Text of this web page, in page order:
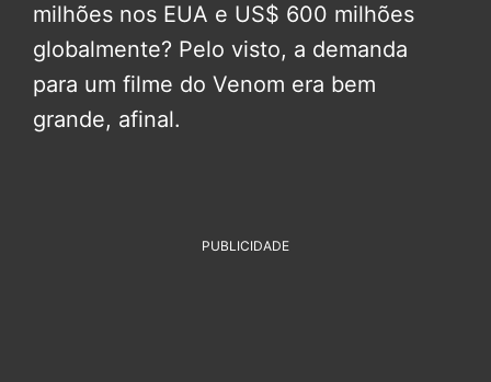
milhões nos EUA e US$ 600 milhões
globalmente? Pelo visto, a demanda
para um filme do Venom era bem
grande, afinal.
PUBLICIDADE